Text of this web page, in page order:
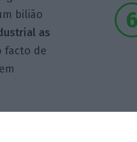
bilião
as
facto de
ao